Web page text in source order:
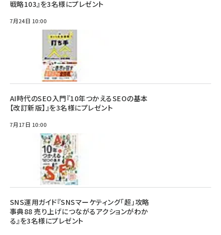
戦略103』を3名様にプレゼント
7月24日 10:00
AI時代のSEO入門『10年つかえるSEOの基本
【改訂新版】』を3名様にプレゼント
7月17日 10:00
SNS運用ガイド『SNSマーケティング「超」攻略
事典88 売り上げにつながるアクションがわか
る』を3名様にプレゼント